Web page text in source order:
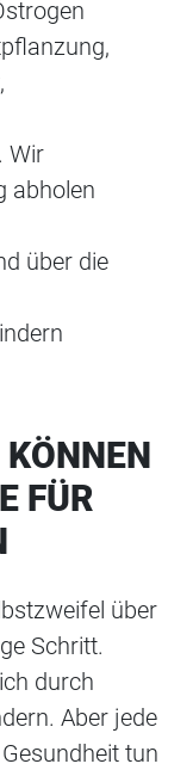
Wir
abholen
über die
FÜR
über
Schritt.
durch
Aber jede
tun